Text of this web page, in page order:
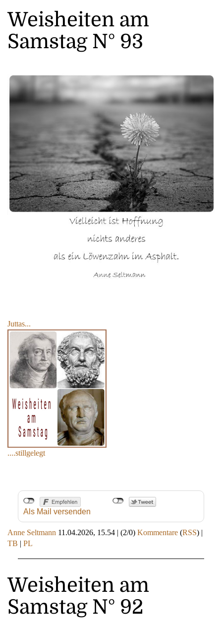
Weisheiten am
Samstag N° 93
Juttas...
....stillgelegt
Als Mail versenden
Anne Seltmann 11.04.2026, 15.54 | (2/0) Kommentare (RSS) |
TB | PL
Weisheiten am
Samstag N° 92